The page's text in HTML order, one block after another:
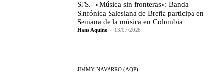
SFS.- «Música sin fronteras»: Banda
Sinfónica Salesiana de Breña participa en
Semana de la música en Colombia
Hans Aquino - 13/07/2026
JIMMY NAVARRO (AQP)